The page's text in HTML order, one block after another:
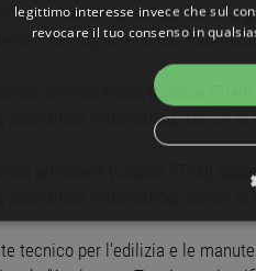
tecnico per la cartografia e la
Tecnico, scientifico,
chimico-fisico (Codice FT-49)
scientifico, informatico, servizi
artificiere (Codice FT-50)
scientifico, informatico, servizi di
tecnico per l’edilizia e le
legittimo interesse invece che sul
revocare il tuo consenso in